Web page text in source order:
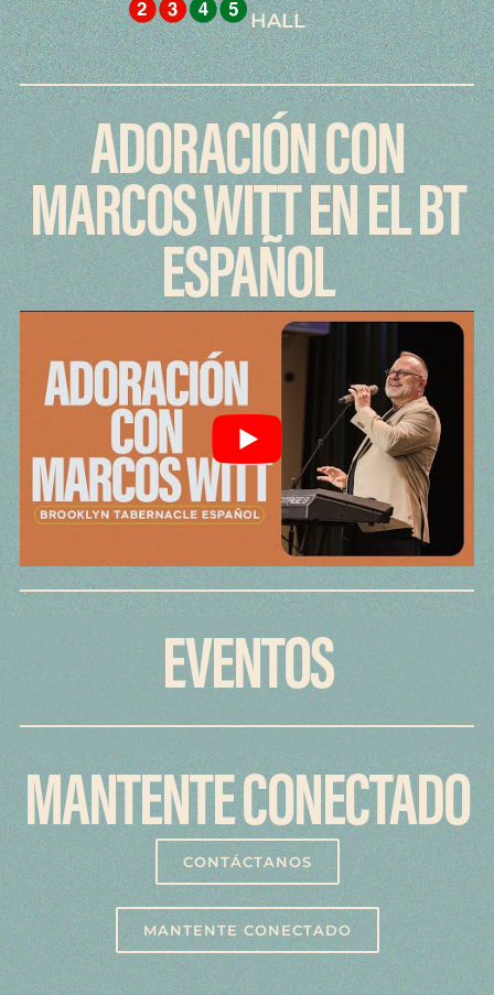
HALL
ADORACIÓN CON
MARCOS WITT EN EL BT
ESPAÑOL
EVENTOS
MANTENTECONECTADO
CONTÁCTANOS
MANTENTE CONECTADO